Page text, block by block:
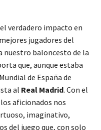
verdadero impacto en
jugadores del
nuestro baloncesto de la
que, aunque estaba
de España de
al Real Madrid. Con el
aficionados nos
imaginativo,
del juego que, con solo